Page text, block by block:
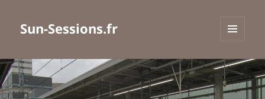
Sun-Sessions.fr
WIDGETS